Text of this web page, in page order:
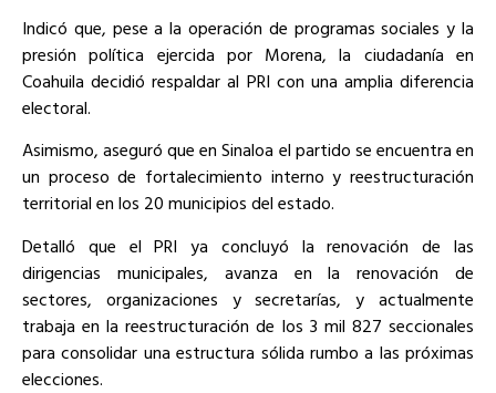
Indicó que, pese a la operación de programas sociales y la
presión política ejercida por Morena, la ciudadanía en
Coahuila decidió respaldar al PRI con una amplia diferencia
electoral.
Asimismo, aseguró que en Sinaloa el partido se encuentra en
un proceso de fortalecimiento interno y reestructuración
territorial en los 20 municipios del estado.
Detalló que el PRI ya concluyó la renovación de las
dirigencias municipales, avanza en la renovación de
sectores, organizaciones y secretarías, y actualmente
trabaja en la reestructuración de los 3 mil 827 seccionales
para consolidar una estructura sólida rumbo a las próximas
elecciones.